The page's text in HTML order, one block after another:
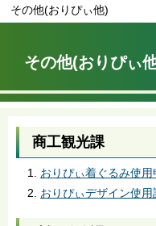
その他(おりぴぃ他)
か
その他(おりぴぃ
商工観光課
おりぴぃ着ぐるみ使用
おりぴぃデザイン使